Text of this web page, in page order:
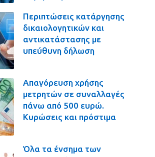
Περιπτώσεις κατάργησης
δικαιολογητικών και
αντικατάστασης με
υπεύθυνη δήλωση
Απαγόρευση χρήσης
μετρητών σε συναλλαγές
πάνω από 500 ευρώ.
Κυρώσεις και πρόστιμα
Όλα τα ένσημα των